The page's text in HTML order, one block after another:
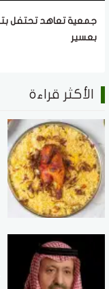
بعسير
الأكثر قراءة